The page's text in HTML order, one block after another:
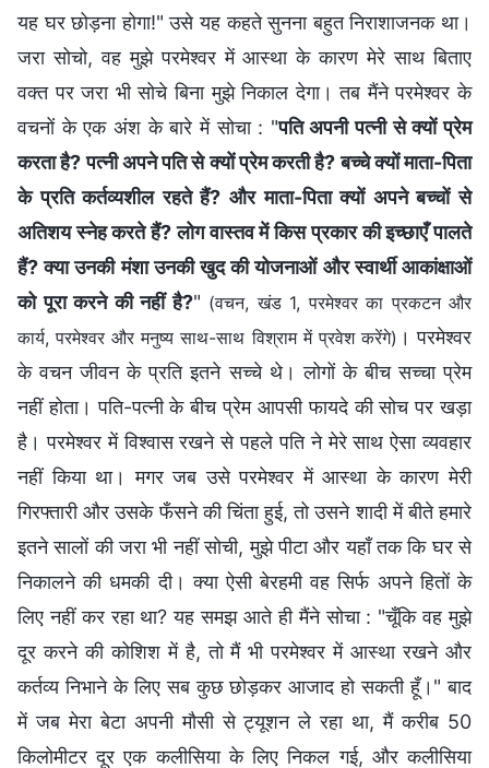
यह घर छोड़ना होगा!" उसे यह कहते सुनना बहुत निराशाजनक था।
जरा सोचो, वह मुझे परमेश्वर में आस्था के कारण मेरे साथ बिताए
वक्त पर जरा भी सोचे बिना मुझे निकाल देगा। तब मैंने परमेश्वर के
वचनों के एक अंश के बारे में सोचा : "पति अपनी पत्नी से क्यों प्रेम
करता है? पत्नी अपने पति से क्यों प्रेम करती है? बच्चे क्यों माता-पिता
के प्रति कर्तव्यशील रहते हैं? और माता-पिता क्यों अपने बच्चों से
अतिशय स्नेह करते हैं? लोग वास्तव में किस प्रकार की इच्छाएँ पालते
हैं? क्या उनकी मंशा उनकी खुद की योजनाओं और स्वार्थी आकांक्षाओं
को पूरा करने की नहीं है?" (वचन, खंड 1, परमेश्वर का प्रकटन और
कार्य, परमेश्वर और मनुष्य साथ-साथ विश्राम में प्रवेश करेंगे) । परमेश्वर
के वचन जीवन के प्रति इतने सच्चे थे। लोगों के बीच सच्चा प्रेम
नहीं होता। पति-पत्नी के बीच प्रेम आपसी फायदे की सोच पर खड़ा
है। परमेश्वर में विश्वास रखने से पहले पति ने मेरे साथ ऐसा व्यवहार
नहीं किया था। मगर जब उसे परमेश्वर में आस्था के कारण मेरी
गिरफ्तारी और उसके फँसने की चिंता हुई, तो उसने शादी में बीते हमारे
इतने सालों की जरा भी नहीं सोची, मुझे पीटा और यहाँ तक कि घर से
निकालने की धमकी दी। क्या ऐसी बेरहमी वह सिर्फ अपने हितों के
लिए नहीं कर रहा था? यह समझ आते ही मैंने सोचा : "चूँकि वह मुझे
दूर करने की कोशिश में है, तो मैं भी परमेश्वर में आस्था रखने और
कर्तव्य निभाने के लिए सब कुछ छोड़कर आजाद हो सकती हूँ।" बाद
में जब मेरा बेटा अपनी मौसी से ट्यूशन ले रहा था, मैं करीब 50
किलोमीटर दूर एक कलीसिया के लिए निकल गई, और कलीसिया